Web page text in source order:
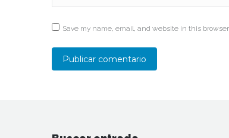
Save my name, email, and website in this
Publicar comentario